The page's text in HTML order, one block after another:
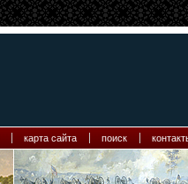
карта сайта поиск